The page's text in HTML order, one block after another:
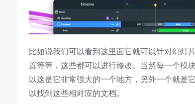
Text Edge Style
Reset restore all settings to the default
values
Done
比如说我们可以看到这里面它就可以针对幻灯
置等等，这些都可以进行修改。当然每一个模
以这是它非常强大的一个地方，另外一个就是
以找到这些相对应的文档。